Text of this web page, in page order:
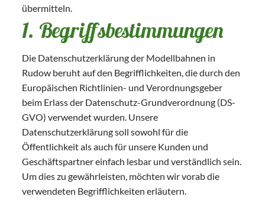
übermitteln.
1. Begriffsbestimmungen
Die Datenschutzerklärung der Modellbahnen in
Rudow beruht auf den Begrifflichkeiten, die durch den
Europäischen Richtlinien- und Verordnungsgeber
beim Erlass der Datenschutz-Grundverordnung (DS-
GVO) verwendet wurden. Unsere
Datenschutzerklärung soll sowohl für die
Öffentlichkeit als auch für unsere Kunden und
Geschäftspartner einfach lesbar und verständlich sein.
Um dies zu gewährleisten, möchten wir vorab die
verwendeten Begrifflichkeiten erläutern.